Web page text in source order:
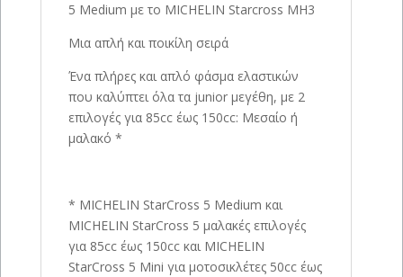
5 Medium με το MICHELIN Starcross MH3
Μια απλή και ποικίλη σειρά
Ένα πλήρες και απλό φάσμα ελαστικών
που καλύπτει όλα τα junior μεγέθη, με 2
επιλογές για 85cc έως 150cc: Μεσαίο ή
μαλακό *
* MICHELIN StarCross 5 Medium και
MICHELIN StarCross 5 μαλακές επιλογές
για 85cc έως 150cc και MICHELIN
StarCross 5 Mini για μοτοσικλέτες 50cc έως